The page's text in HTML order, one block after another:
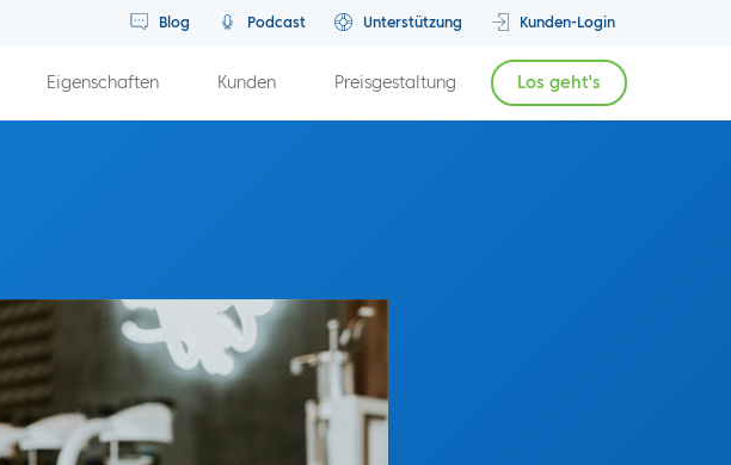
Blog Podcast Unterstützung Kunden-Login
Eigenschaften Kunden Preisgestaltung Los geht's